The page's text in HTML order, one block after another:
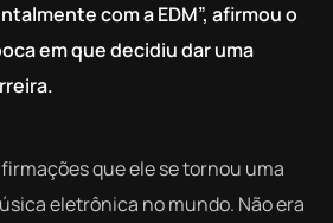
com a EDM”, afirmou o
em que decidiu dar uma
que ele se tornou uma
eletrônica no mundo. Não era